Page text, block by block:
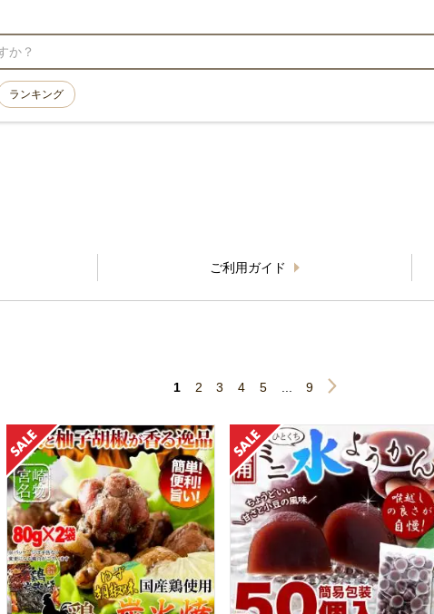
ランキング
ご利用ガイド
1 2 3 4 5 9